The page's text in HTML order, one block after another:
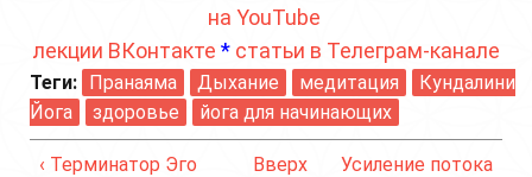
на YouTube
лекции ВКонтакте * статьи в Телеграм-канале
Теги: Пранаяма Дыхание медитация
Кундалини
Йога
здоровье йога для начинающих
‹ Терминатор Эго
Вверх
Усиление потока